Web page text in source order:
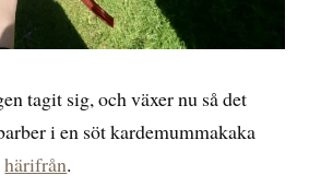
tagit sig, och växer nu så det
i en söt kardemummakaka
härifrån.